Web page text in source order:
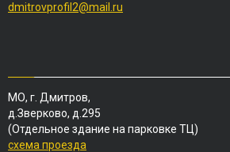
dmitrovprofil2@mail.ru
МО, г. Дмитров,
д.Зверково, д.295
(Отдельное здание на парковке ТЦ)
схема проезда